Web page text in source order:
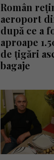
Român
aeroport
după ce a
aproape
de țigări
bagaje